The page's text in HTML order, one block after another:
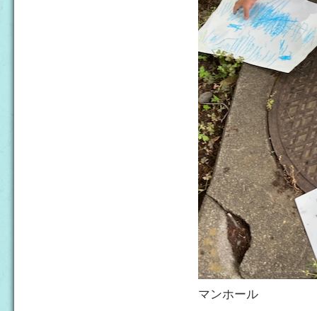
マンホール